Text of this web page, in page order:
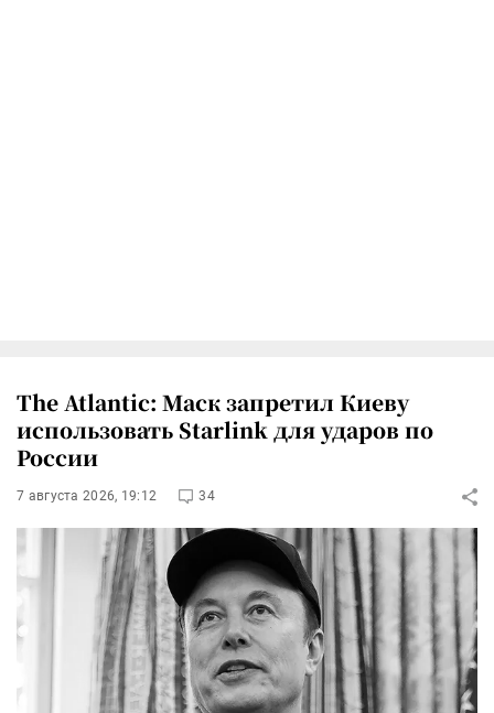
The Atlantic: Маск запретил Киеву
использовать Starlink для ударов по
России
7 августа 2026, 19:12 34